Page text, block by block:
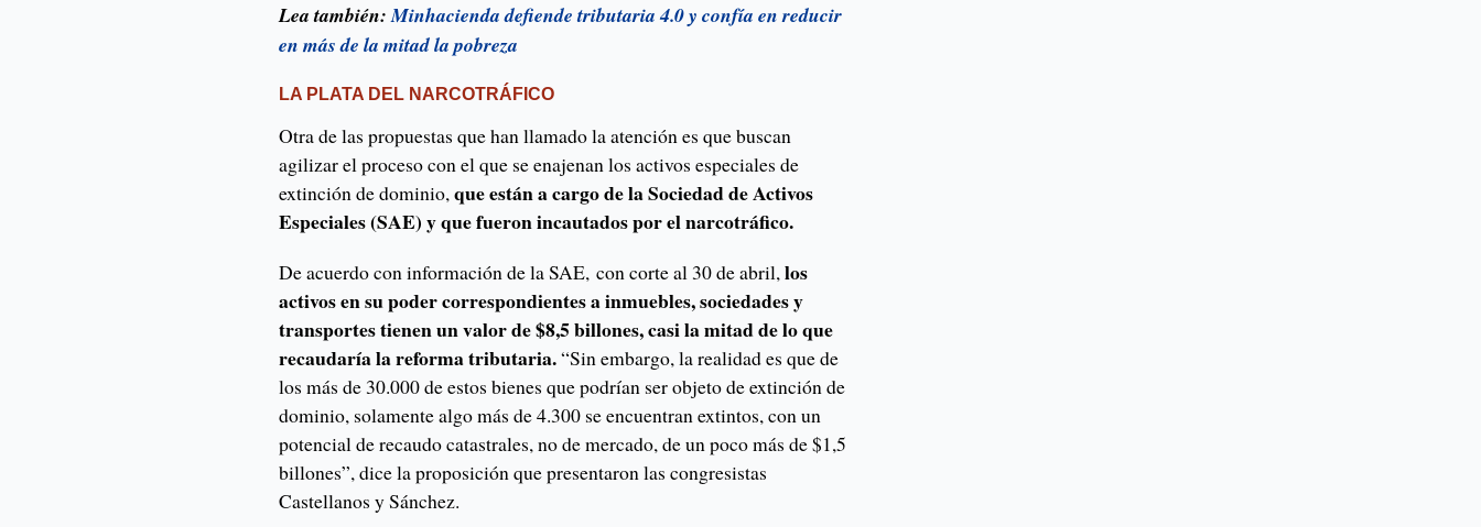
Lea también:Minhacienda defiende tributaria 4.0 y confía en reducir
en más de la mitad la pobreza
LA PLATA DEL NARCOTRÁFICO
Otra de las propuestas que han llamado la atención es que buscan
agilizar el proceso con el que se enajenan los activos especiales de
extinción de dominio,que están a cargo de la Sociedad de Activos
Especiales (SAE) y que fueron incautados por el narcotráfico.
De acuerdo con información de la SAE, con corte al 30 de abril,los
activos en su poder correspondientes a inmuebles, sociedades y
transportes tienen un valor de $8,5 billones, casi la mitad de lo que
recaudaría la reforma tributaria.“Sin embargo, la realidad es que de
los más de 30.000 de estos bienes que podrían ser objeto de extinción de
dominio, solamente algo más de 4.300 se encuentran extintos, con un
potencial de recaudo catastrales, no de mercado, de un poco más de $1,5
billones”, dice la proposición que presentaron las congresistas
Castellanos y Sánchez.